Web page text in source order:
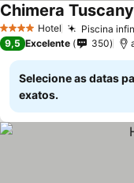
4 EstrelasHotel Piscina
Chimera
9,5 Excelente 350
Selecione as datas
exatos.